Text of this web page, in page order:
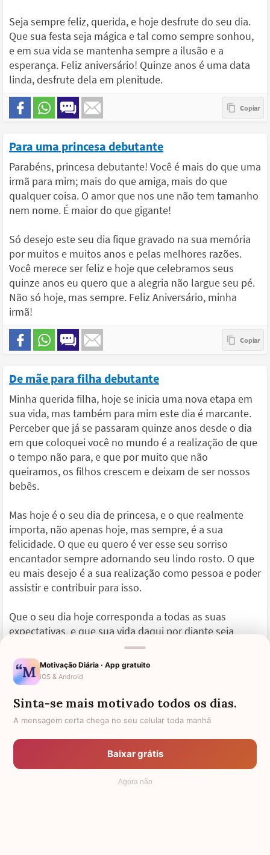
Seja sempre feliz, querida, e hoje desfrute do seu dia.
Que sua festa seja mágica e tal como sempre sonhou,
e em sua vida se mantenha sempre a ilusão e a
esperança. Feliz aniversário! Quinze anos é uma data
linda, desfrute dela em plenitude.
Para uma princesa debutante
Parabéns, princesa debutante! Você é mais do que uma
irmã para mim; mais do que amiga, mais do que
qualquer coisa. O amor que nos une não tem tamanho
nem nome. É maior do que gigante!
Só desejo este seu dia fique gravado na sua memória
por muitos e muitos anos e pelas melhores razões.
Você merece ser feliz e hoje que celebramos seus
quinze anos eu quero que a alegria não largue seu pé.
Não só hoje, mas sempre. Feliz Aniversário, minha
irmã!
De mãe para filha debutante
Minha querida filha, hoje se inicia uma nova etapa em
sua vida, mas também para mim este dia é marcante.
Perceber que já se passaram quinze anos desde o dia
em que coloquei você no mundo é a realização de que
o tempo não para, e que por muito que não
queiramos, os filhos crescem e deixam de ser nossos
bebês.
Mas hoje é o seu dia de princesa, e o que realmente
importa, não apenas hoje, mas sempre, é a sua
felicidade. O que eu quero é ver esse seu sorriso
encantador sempre adornando seu lindo rosto. O que
eu mais desejo é a sua realização como pessoa e poder
assistir e contribuir para isso.
Que o seu dia hoje corresponda a todas as suas
expectativas, e que sua vida daqui por diante seja
abençoada pela felicidade. Que os momentos menos
bons se transformem em importantes aprendizagens,
e que os sonhos e a ilusão jamais abandonem seu
generoso coração.
Parabéns, minha filha amada, e seja sempre muito
Motivação Diária · App gratuito
iOS & Android
Sinta-se mais motivado todos os dias.
A mensagem certa chega no seu celular toda manhã
Baixar grátis
Agora não